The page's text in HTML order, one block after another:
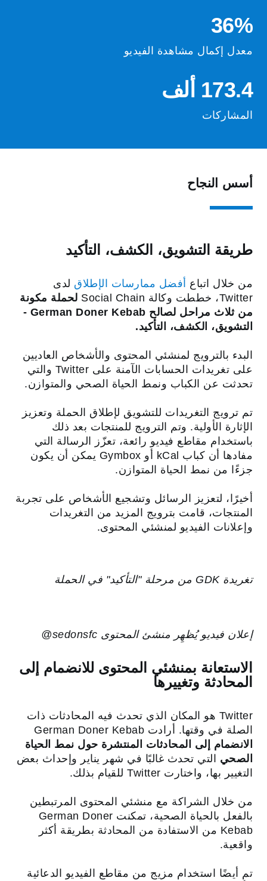
36%
معدل إكمال مشاهدة الفيديو
173.4 ألف
المشاركات
أسس النجاح
طريقة التشويق، الكشف، التأكيد
من خلال اتباع أفضل ممارسات الإطلاق لدى
Twitter، خططت وكالة Social Chain
لحملة مكونة
من ثلاث مراحل لصالح German Doner Kebab -
التشويق، الكشف، التأكيد.
البدء بالترويج لمنشئي المحتوى والأشخاص العاديين
على تغريدات الحسابات الآمنة على Twitter والتي
تحدثت عن الكباب ونمط الحياة الصحي والمتوازن.
تم ترويج التغريدات للتشويق لإطلاق الحملة وتعزيز
الإثارة الأولية. وتم الترويج للمنتجات بعد ذلك
باستخدام مقاطع فيديو رائعة، تعزّز الرسالة التي
مفادها أن كباب kCal أو Gymbox يمكن أن يكون
جزءًا من نمط الحياة المتوازن.
أخيرًا، لتعزيز الرسائل وتشجيع الأشخاص على تجربة
المنتجات، قامت بترويج المزيد من التغريدات
وإعلانات الفيديو لمنشئي المحتوى.
تغريدة GDK من مرحلة "التأكيد" في الحملة
إعلان فيديو يُظهِر منشئ المحتوى ‎‎@sedonsfc
الاستعانة بمنشئي المحتوى للانضمام إلى
المحادثة وتغييرها
Twitter هو المكان الذي تحدث فيه المحادثات ذات
الصلة في وقتها. أرادت German Doner Kebab
الانضمام إلى المحادثات المنتشرة حول نمط الحياة
الصحي
التي تحدث غالبًا في شهر يناير وإحداث بعض
التغيير بها، واختارت Twitter للقيام بذلك.
من خلال الشراكة مع منشئي المحتوى المرتبطين
بالفعل بالحياة الصحية، تمكنت German Doner
Kebab من الاستفادة من المحادثة بطريقة أكثر
واقعية.
تم أيضًا استخدام مزيج من مقاطع الفيديو الدعائية